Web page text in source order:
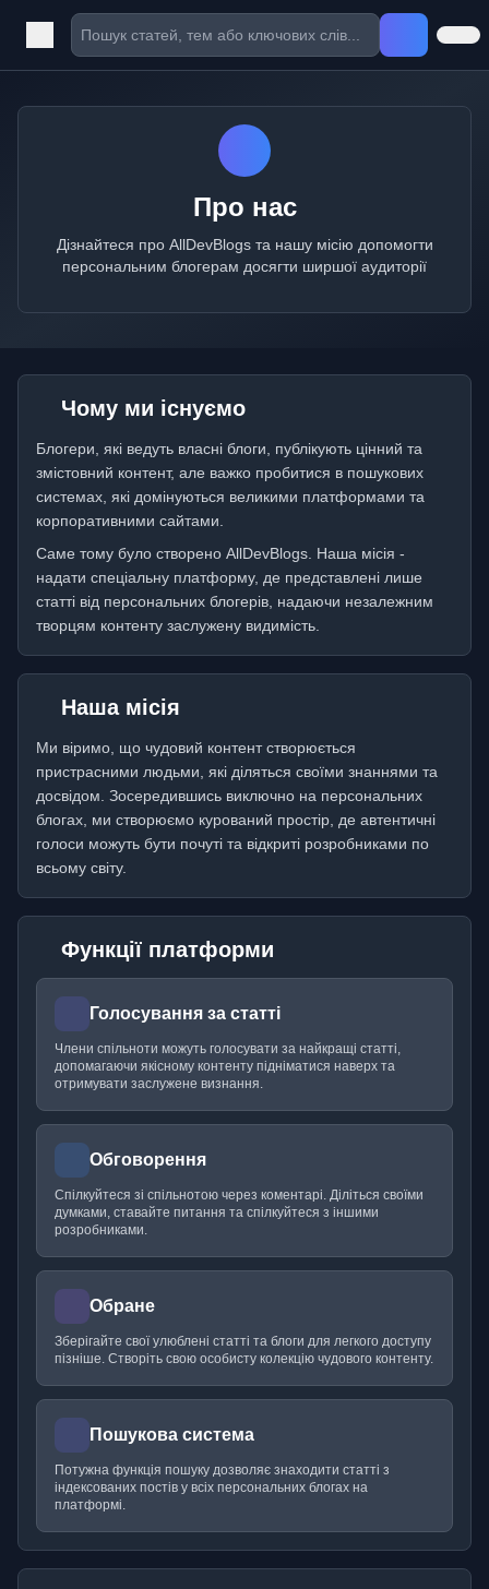
Про нас
Дізнайтеся про AllDevBlogs та нашу місію допомогти
персональним блогерам досягти ширшої аудиторії
Чому ми існуємо
Блогери, які ведуть власні блоги, публікують цінний та
змістовний контент, але важко пробитися в пошукових
системах, які домінуються великими платформами та
корпоративними сайтами.
Саме тому було створено AllDevBlogs. Наша місія -
надати спеціальну платформу, де представлені лише
статті від персональних блогерів, надаючи незалежним
творцям контенту заслужену видимість.
Наша місія
Ми віримо, що чудовий контент створюється
пристрасними людьми, які діляться своїми знаннями та
досвідом. Зосередившись виключно на персональних
блогах, ми створюємо курований простір, де автентичні
голоси можуть бути почуті та відкриті розробниками по
всьому світу.
Функції платформи
Голосування за статті
Члени спільноти можуть голосувати за найкращі статті,
допомагаючи якісному контенту підніматися наверх та
отримувати заслужене визнання.
Обговорення
Спілкуйтеся зі спільнотою через коментарі. Діліться своїми
думками, ставайте питання та спілкуйтеся з іншими
розробниками.
Обране
Зберігайте свої улюблені статті та блоги для легкого доступу
пізніше. Створіть свою особисту колекцію чудового контенту.
Пошукова система
Потужна функція пошуку дозволяє знаходити статті з
індексованих постів у всіх персональних блогах на
платформі.